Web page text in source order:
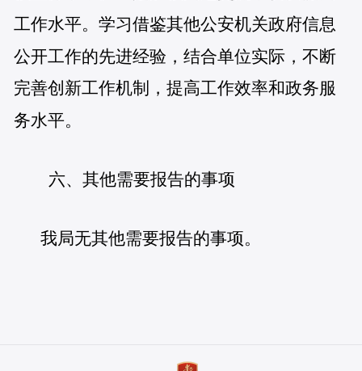
工作水平。学习借鉴其他公安机关政府信息
公开工作的先进经验，结合单位实际，不断
完善创新工作机制，提高工作效率和政务服
务水平。
六、其他需要报告的事项
我局无其他需要报告的事项。